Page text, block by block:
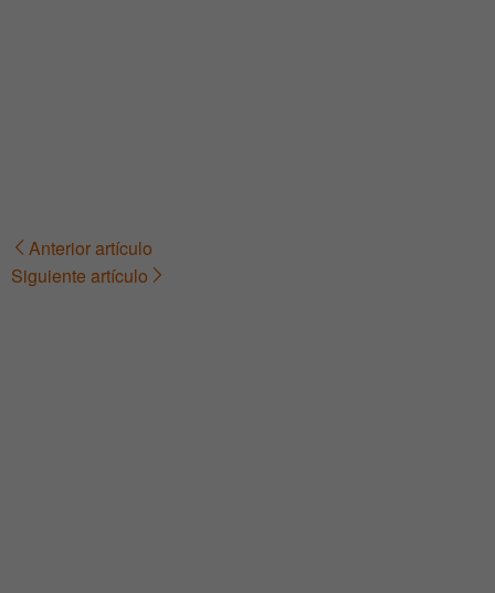
Navegación
Anterior artículo
Siguiente artículo